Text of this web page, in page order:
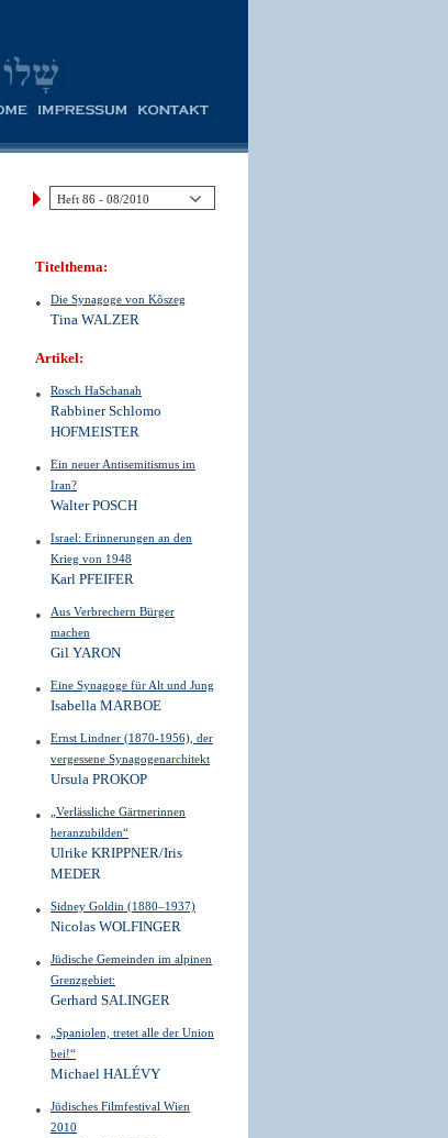
Titelthema:
Die Synagoge von Kõszeg
Tina WALZER
Artikel:
Rosch HaSchanah
Rabbiner Schlomo
HOFMEISTER
Ein neuer Antisemitismus im
Iran?
Walter POSCH
Israel: Erinnerungen an den
Krieg von 1948
Karl PFEIFER
Aus Verbrechern Bürger
machen
Gil YARON
Eine Synagoge für Alt und Jung
Isabella MARBOE
Ernst Lindner (1870-1956), der
vergessene Synagogenarchitekt
Ursula PROKOP
„Verlässliche Gärtnerinnen
heranzubilden“
Ulrike KRIPPNER/Iris
MEDER
Sidney Goldin (1880–1937)
Nicolas WOLFINGER
Jüdische Gemeinden im alpinen
Grenzgebiet:
Gerhard SALINGER
„Spaniolen, tretet alle der Union
bei!“
Michael HALÉVY
Jüdisches Filmfestival Wien
2010